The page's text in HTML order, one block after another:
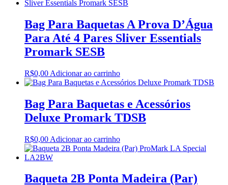
Bag Para Baquetas A Prova D’Água
Para Até 4 Pares Sliver Essentials
Promark SESB
R$0,00 Adicionar ao carrinho
Bag Para Baquetas e Acessórios
Deluxe Promark TDSB
R$0,00 Adicionar ao carrinho
Baqueta 2B Ponta Madeira (Par)